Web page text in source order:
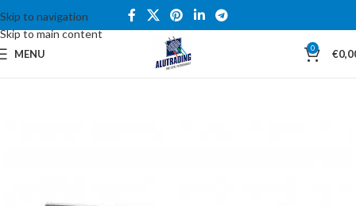
Skip to navigation
Skip to main content
MENU 0 €